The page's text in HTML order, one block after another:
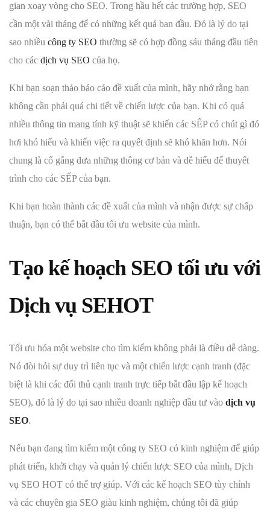
gian xoay vòng cho SEO. Trong hầu hết các trường hợp, SEO
cần một vài tháng để có những kết quả ban đầu. Đó là lý do tại
sao nhiều công ty SEO thường sẽ có hợp đồng sáu tháng đầu tiên
cho các dịch vụ SEO của họ.
Khi bạn soạn thảo báo cáo đề xuất của mình, hãy nhớ rằng bạn
không cần phải quá chi tiết về chiến lược của bạn. Khi có quá
nhiều thông tin mang tính kỹ thuật sẽ khiến các SẾP có chút gì đó
hơi khó hiểu và khiến việc ra quyết định sẽ khó khăn hơn. Nói
chung là cố gắng đưa những thông cơ bản và dễ hiểu để thuyết
trình cho các SẾP của bạn.
Khi bạn hoàn thành các đề xuất của mình và nhận được sự chấp
thuận, bạn có thể bắt đầu tối ưu website của mình.
Tạo kế hoạch SEO tối ưu với
Dịch vụ SEHOT
Tối ưu hóa một website cho tìm kiếm không phải là điều dễ dàng.
Nó đòi hỏi sự duy trì liên tục và một chiến lược cạnh tranh (đặc
biệt là khi các đối thủ cạnh tranh trực tiếp bắt đầu lập kế hoạch
SEO), đó là lý do tại sao nhiều doanh nghiệp đầu tư vào dịch vụ
SEO.
Nếu bạn đang tìm kiếm một công ty SEO có kinh nghiệm để giúp
phát triển, khởi chạy và quản lý chiến lược SEO của mình, Dịch
vụ SEO HOT có thể trợ giúp. Với các kế hoạch SEO tùy chỉnh
và các chuyên gia SEO giàu kinh nghiệm, chúng tôi đã giúp